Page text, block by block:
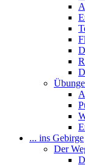
... ins Gebirge
Der